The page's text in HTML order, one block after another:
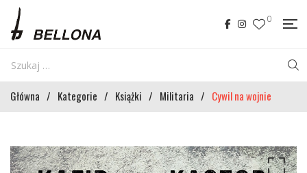
0
Główna / Kategorie / Książki / Militaria / Cywil na wojnie